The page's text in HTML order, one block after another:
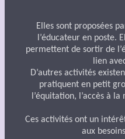
Elles sont proposées
l’éducateur en poste.
permettent de sortir de
lien
D’autres activités
pratiquent en petit
l’équitation, l’accès à
Ces activités ont un
aux